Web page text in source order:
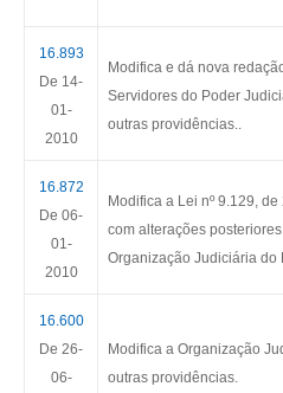
16.893
De 14-
01-
2010
Modifica e dá nova
Servidores do Poder
outras providências..
16.872
De 06-
01-
2010
Modifica a Lei nº 9.129,
com alterações
Organização Judiciária do
16.600
De 26-
06-
Modifica a Organização
outras providências.